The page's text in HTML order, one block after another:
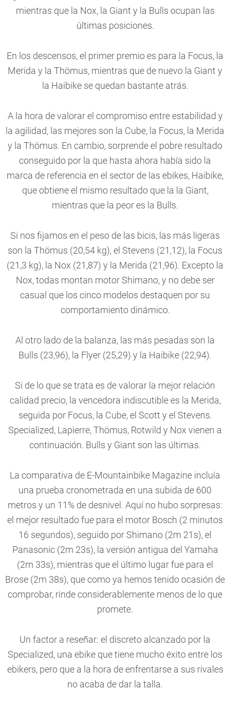
mientras que la Nox, la Giant y la Bulls ocupan las
últimas posiciones.
En los descensos, el primer premio es para la Focus, la
Merida y la Thömus, mientras que de nuevo la Giant y
la Haibike se quedan bastante atrás.
A la hora de valorar el compromiso entre estabilidad y
la agilidad, las mejores son la Cube, la Focus, la Merida
y la Thömus. En cambio, sorprende el pobre resultado
conseguido por la que hasta ahora había sido la
marca de referencia en el sector de las ebikes, Haibike,
que obtiene el mismo resultado que la la Giant,
mientras que la peor es la Bulls.
Si nos fijamos en el peso de las bicis, las más ligeras
son la Thömus (20,54 kg), el Stevens (21,12), la Focus
(21,3 kg), la Nox (21,87) y la Merida (21,96). Excepto la
Nox, todas montan motor Shimano, y no debe ser
casual que los cinco modelos destaquen por su
comportamiento dinámico.
Al otro lado de la balanza, las más pesadas son la
Bulls (23,96), la Flyer (25,29) y la Haibike (22,94).
Si de lo que se trata es de valorar la mejor relación
calidad precio, la vencedora indiscutible es la Merida,
seguida por Focus, la Cube, el Scott y el Stevens.
Specialized, Lapierre, Thömus, Rotwild y Nox vienen a
continuación. Bulls y Giant son las últimas.
La comparativa de E-Mountainbike Magazine incluía
una prueba cronometrada en una subida de 600
metros y un 11% de desnivel. Aquí no hubo sorpresas:
el mejor resultado fue para el motor Bosch (2 minutos
16 segundos), seguido por Shimano (2m 21s), el
Panasonic (2m 23s), la versión antigua del Yamaha
(2m 33s), mientras que el último lugar fue para el
Brose (2m 38s), que como ya hemos tenido ocasión de
comprobar, rinde considerablemente menos de lo que
promete.
Un factor a reseñar: el discreto alcanzado por la
Specialized, una ebike que tiene mucho éxito entre los
ebikers, pero que a la hora de enfrentarse a sus rivales
no acaba de dar la talla.